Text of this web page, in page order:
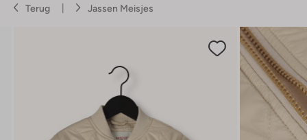
Terug Jassen Meisjes